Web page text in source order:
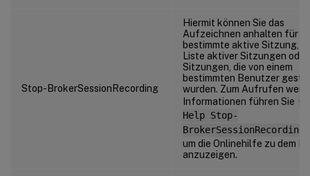
Stop-BrokerSessionRecording
Hiermit können Sie das
Aufzeichnen anhalten für
bestimmte aktive Sitzung,
Liste aktiver Sitzungen
Sitzungen, die von einem
bestimmten Benutzer
wurden. Zum Aufrufen
Informationen führen Sie
Help Stop-
BrokerSessionRecording
um die Onlinehilfe zu dem
anzuzeigen.